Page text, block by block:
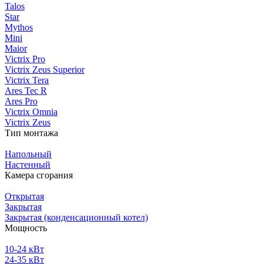
Talos
Star
Mythos
Mini
Maior
Victrix Pro
Victrix Zeus Superior
Victrix Tera
Ares Tec R
Ares Pro
Victrix Omnia
Victrix Zeus
Тип монтажа
Напольный
Настенный
Камера сгорания
Открытая
Закрытая
Закрытая (конденсационный котел)
Мощность
10-24 кВт
24-35 кВт